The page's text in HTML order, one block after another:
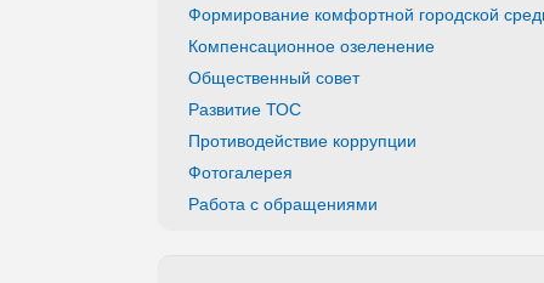
Формирование комфортной городской
Компенсационное озеленение
Общественный совет
Развитие ТОС
Противодействие коррупции
Фотогалерея
Работа с обращениями